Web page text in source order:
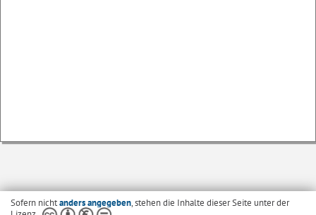
Sofern nichtanders angegeben, stehen die Inhalte dieser Seite unter der